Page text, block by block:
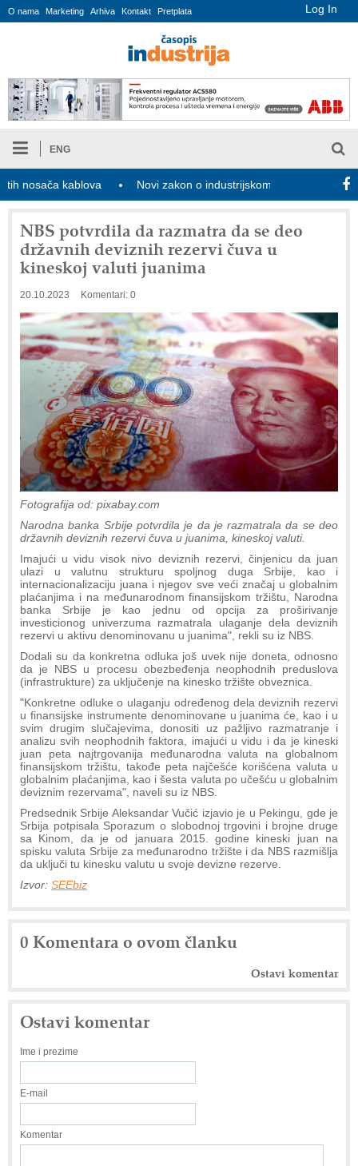
Log In
O nama Marketing Arhiva Kontakt Pretplata
ENG
kablova Novi zakon o industrijskom zagađivanju donosi
NBS potvrdila da razmatra da se deo
državnih deviznih rezervi čuva u
kineskoj valuti juanima
20.10.2023 Komentari: 0
Fotografija od: pixabay.com
Narodna banka Srbije potvrdila je da je razmatrala da se deo
državnih deviznih rezervi čuva u juanima, kineskoj valuti.
Imajući u vidu visok nivo deviznih rezervi, činjenicu da juan
ulazi u valutnu strukturu spoljnog duga Srbije, kao i
internacionalizaciju juana i njegov sve veći značaj u globalnim
plaćanjima i na međunarodnom finansijskom tržištu, Narodna
banka Srbije je kao jednu od opcija za proširivanje
investicionog univerzuma razmatrala ulaganje dela deviznih
rezervi u aktivu denominovanu u juanima", rekli su iz NBS.
Dodali su da konkretna odluka još uvek nije doneta, odnosno
da je NBS u procesu obezbeđenja neophodnih preduslova
(infrastrukture) za uključenje na kinesko tržište obveznica.
"Konkretne odluke o ulaganju određenog dela deviznih rezervi
u finansijske instrumente denominovane u juanima će, kao i u
svim drugim slučajevima, donositi uz pažljivo razmatranje i
analizu svih neophodnih faktora, imajući u vidu i da je kineski
juan peta najtrgovanija međunarodna valuta na globalnom
finansijskom tržištu, takođe peta najčešće korišćena valuta u
globalnim plaćanjima, kao i šesta valuta po učešću u globalnim
deviznim rezervama", naveli su iz NBS.
Predsednik Srbije Aleksandar Vučić izjavio je u Pekingu, gde je
Srbija potpisala Sporazum o slobodnoj trgovini i brojne druge
sa Kinom, da je od januara 2015. godine kineski juan na
spisku valuta Srbije za međunarodno tržište i da NBS razmišlja
da uključi tu kinesku valutu u svoje devizne rezerve.
Izvor: SEEbiz
0 Komentara o ovom članku
Ostavi komentar
Ostavi komentar
Ime i prezime
E-mail
Komentar